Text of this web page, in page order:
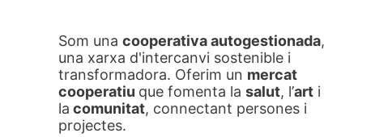
Som una cooperativa autogestionada,
una xarxa d'intercanvi sostenible i
transformadora. Oferim un mercat
cooperatiu que fomenta la salut, l’art i
la comunitat, connectant persones i
projectes.